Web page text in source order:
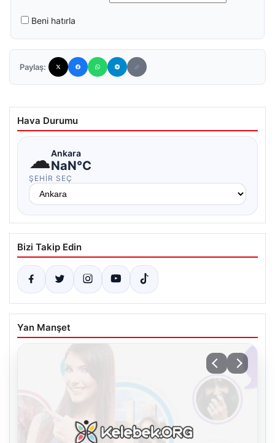
Beni hatırla
Paylaş:
Hava Durumu
☁Ankara
NaN°C
ŞEHIR SEÇ
Bizi Takip Edin
Yan Manşet